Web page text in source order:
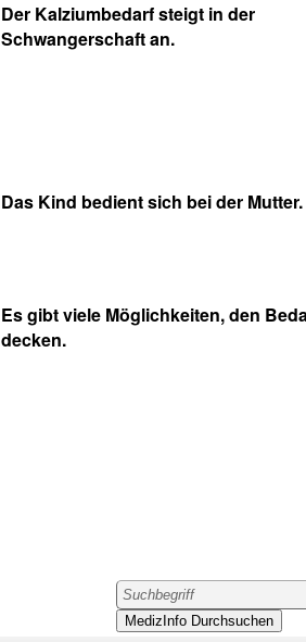
Der Kalziumbedarf steigt in der
Schwangerschaft an.
Das Kind bedient sich bei der Mutter.
Es gibt viele Möglichkeiten, den
decken.